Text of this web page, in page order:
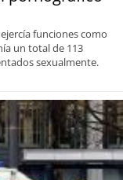
funciones como
un total de 113
sexualmente.